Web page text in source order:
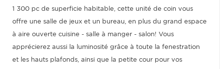
1 300 pc de superficie habitable, cette unité de coin vous
offre une salle de jeux et un bureau, en plus du grand espace
à aire ouverte cuisine - salle à manger - salon! Vous
apprécierez aussi la luminosité grâce à toute la fenestration
et les hauts plafonds, ainsi que la petite cour pour vos